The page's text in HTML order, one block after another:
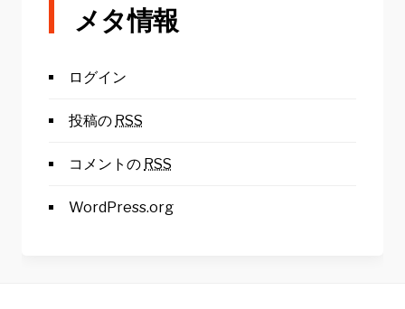
メタ情報
ログイン
投稿の RSS
コメントの RSS
WordPress.org